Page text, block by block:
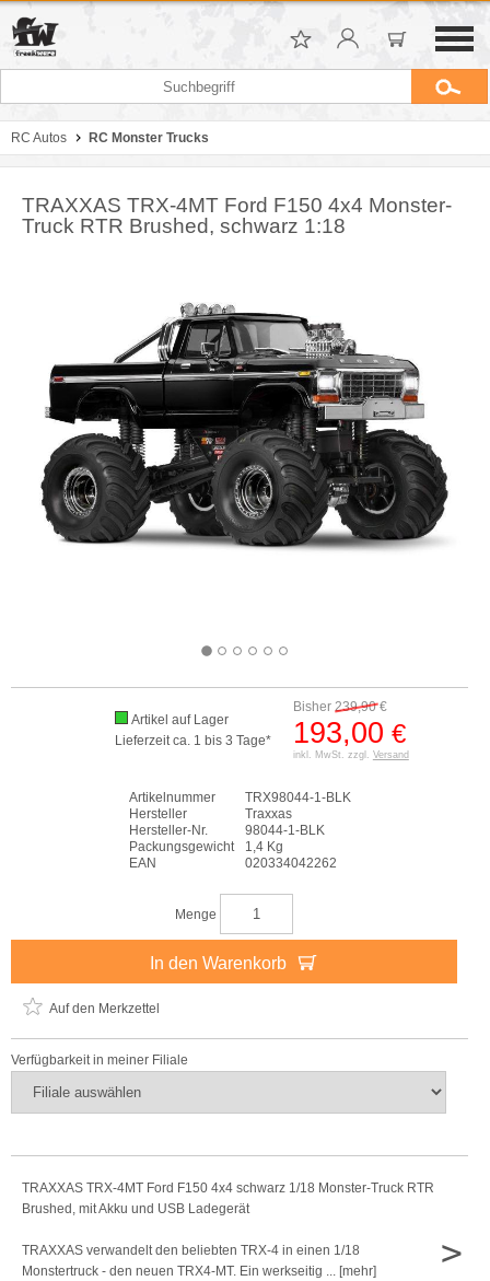
RC Autos RC Monster Trucks
TRAXXAS TRX-4MT Ford F150 4x4 Monster-
Truck RTR Brushed, schwarz 1:18
Bisher 239,90€
193,00 €
inkl. MwSt. zzgl. Versand
Artikel auf Lager
Lieferzeit ca. 1 bis 3 Tage*
Artikelnummer
TRX98044-1-BLK
Hersteller
Traxxas
Hersteller-Nr.
98044-1-BLK
Packungsgewicht
1,4 Kg
EAN
020334042262
Menge
In den Warenkorb
Auf den Merkzettel
Verfügbarkeit in meiner Filiale
TRAXXAS TRX-4MT Ford F150 4x4 schwarz 1/18 Monster-Truck RTR
Brushed, mit Akku und USB Ladegerät
TRAXXAS verwandelt den beliebten TRX-4 in einen 1/18
Monstertruck - den neuen TRX4-MT. Ein werkseitig ... [mehr]
>